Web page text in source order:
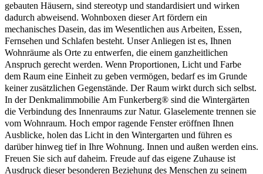
gebauten Häusern, sind stereotyp und standardisiert und wirken
dadurch abweisend. Wohnboxen dieser Art fördern ein
mechanisches Dasein, das im Wesentlichen aus Arbeiten, Essen,
Fernsehen und Schlafen besteht. Unser Anliegen ist es, Ihnen
Wohnräume als Orte zu entwerfen, die einem ganzheitlichen
Anspruch gerecht werden. Wenn Proportionen, Licht und Farbe
dem Raum eine Einheit zu geben vermögen, bedarf es im Grunde
keiner zusätzlichen Gegenstände. Der Raum wirkt durch sich selbst.
In der Denkmalimmobilie Am Funkerberg® sind die Wintergärten
die Verbindung des Innenraums zur Natur. Glaselemente trennen sie
vom Wohnraum. Hoch empor ragende Fenster eröffnen Ihnen
Ausblicke, holen das Licht in den Wintergarten und führen es
darüber hinweg tief in Ihre Wohnung. Innen und außen werden eins.
Freuen Sie sich auf daheim. Freude auf das eigene Zuhause ist
Ausdruck dieser besonderen Beziehung des Menschen zu seinem